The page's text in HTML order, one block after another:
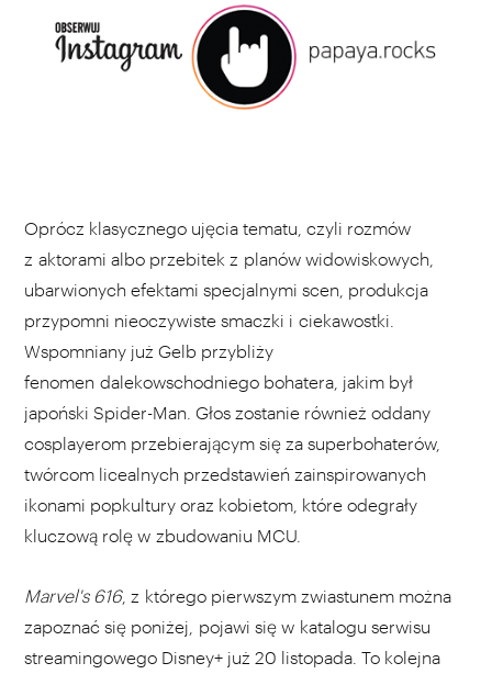
Oprócz klasycznego ujęcia tematu, czyli rozmów
z aktorami albo przebitek z planów widowiskowych,
ubarwionych efektami specjalnymi scen, produkcja
przypomni nieoczywiste smaczki i ciekawostki.
Wspomniany już Gelb przybliży
fenomen dalekowschodniego bohatera, jakim był
japoński Spider-Man. Głos zostanie również oddany
cosplayerom przebierającym się za superbohaterów,
twórcom licealnych przedstawień zainspirowanych
ikonami popkultury oraz kobietom, które odegrały
kluczową rolę w zbudowaniu MCU.
Marvel's 616, z którego pierwszym zwiastunem można
zapoznać się poniżej, pojawi się w katalogu serwisu
streamingowego Disney+ już 20 listopada. To kolejna